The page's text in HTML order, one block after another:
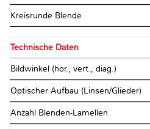
Kreisrunde Blende
Technische Daten
Bildwinkel (hor., vert., diag.)
Optischer Aufbau (Linsen/Glieder)
Anzahl Blenden-Lamellen